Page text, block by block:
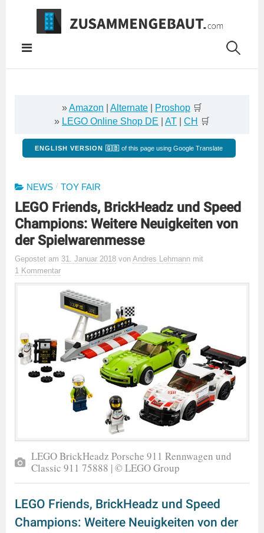
Springe
Inhalt
»Amazon Alternate Proshop 🛒
» LEGO Online Shop DE AT CH 🛒
ENGLISH VERSION 🇬🇧 of this page using Google Translate
NEWS / TOY FAIR
LEGO Friends, BrickHeadz und Speed
Champions: Weitere Neuigkeiten von
der Spielwarenmesse
Gepostet am 31. Januar 2018 von Andres Lehmann mit
1 Kommentar
LEGO BrickHeadz Porsche 911 Rennwagen und
Classic 911 75888 | © LEGO Group
LEGO Friends, BrickHeadz und Speed
Champions: Weitere Neuigkeiten von der